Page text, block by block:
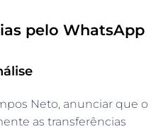
pelo WhatsApp
Neto, anunciar que o
as transferências